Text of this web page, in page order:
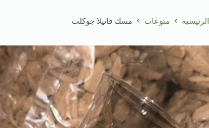
الرئيسية منوعات مسك فانيلا جوكلت